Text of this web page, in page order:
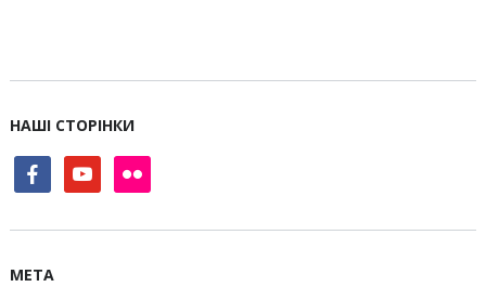
НАШІ СТОРІНКИ
facebookyoutube flickr
МЕТА